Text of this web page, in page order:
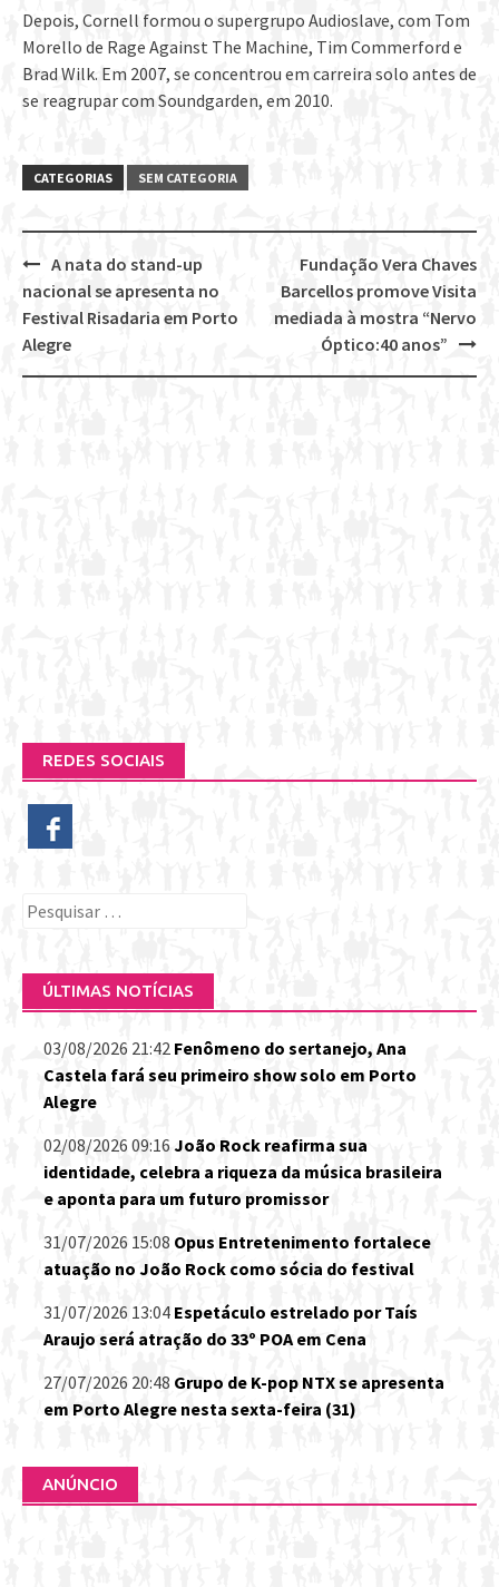
Depois, Cornell formou o supergrupo Audioslave, com Tom
Morello de Rage Against The Machine, Tim Commerford e
Brad Wilk. Em 2007, se concentrou em carreira solo antes de
se reagrupar com Soundgarden, em 2010.
CATEGORIAS SEM CATEGORIA
Post
navigation
Fundação Vera Chaves
Barcellos promove Visita
mediada à mostra “Nervo
Óptico:40 anos”
A nata do stand-up
nacional se apresenta no
Festival Risadaria em Porto
Alegre
REDES SOCIAIS
Pesquisar
ÚLTIMAS NOTÍCIAS
03/08/2026 21:42 Fenômeno do sertanejo, Ana
Castela fará seu primeiro show solo em Porto
Alegre
02/08/2026 09:16 João Rock reafirma sua
identidade, celebra a riqueza da música brasileira
e aponta para um futuro promissor
31/07/2026 15:08 Opus Entretenimento fortalece
atuação no João Rock como sócia do festival
31/07/2026 13:04 Espetáculo estrelado por Taís
Araujo será atração do 33º POA em Cena
27/07/2026 20:48 Grupo de K-pop NTX se apresenta
em Porto Alegre nesta sexta-feira (31)
ANÚNCIO